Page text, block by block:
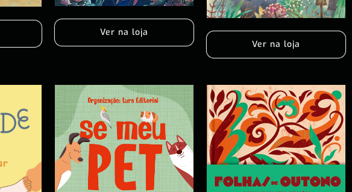
Ver na loja
Ver na loja